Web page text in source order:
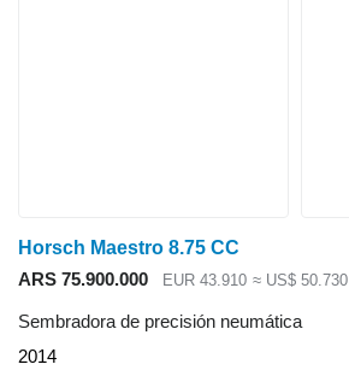
Horsch Maestro 8.75 CC
ARS 75.900.000
EUR 43.910 ≈ US$ 50.730
Sembradora de precisión neumática
2014